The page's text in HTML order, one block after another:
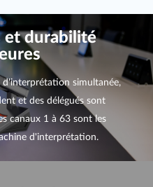
et durabilité
d'interprétation simultanée,
et des délégués sont
canaux 1 à 63 sont les
d'interprétation.